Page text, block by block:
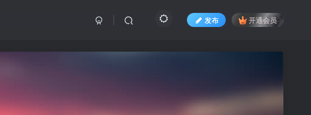
发布 开通会员